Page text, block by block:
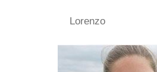
Lorenzo